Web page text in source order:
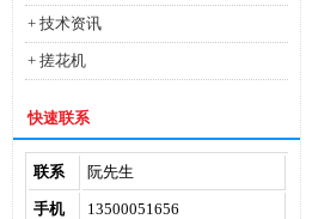
+ 技术资讯
+ 搓花机
快速联系
联系 阮先生
手机 13500051656